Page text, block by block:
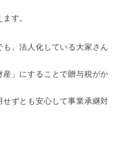
す。
も、法人化している大家さん
産」にすることで贈与税がか
せずとも安心して事業承継対